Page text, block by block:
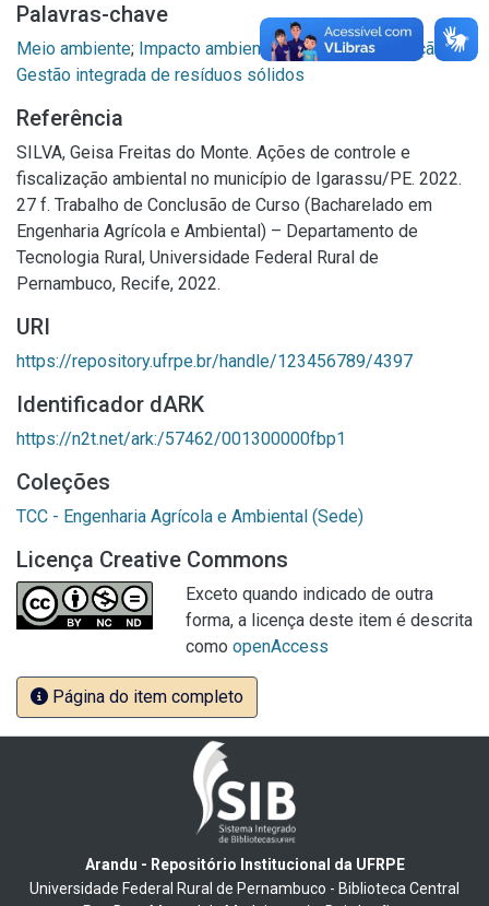
Palavras-chave
Meio ambiente; Impacto ambiental;Controle de poluição ;
Gestão integrada de resíduos sólidos
Referência
SILVA, Geisa Freitas do Monte. Ações de controle e
fiscalização ambiental no município de Igarassu/PE. 2022.
27 f. Trabalho de Conclusão de Curso (Bacharelado em
Engenharia Agrícola e Ambiental) – Departamento de
Tecnologia Rural, Universidade Federal Rural de
Pernambuco, Recife, 2022.
URI
https://repository.ufrpe.br/handle/123456789/4397
Identificador dARK
https://n2t.net/ark:/57462/001300000fbp1
Coleções
TCC - Engenharia Agrícola e Ambiental (Sede)
Licença Creative Commons
Exceto quando indicado de outra
forma, a licença deste item é descrita
como openAccess
Página do item completo
Arandu - Repositório Institucional da UFRPE
Universidade Federal Rural de Pernambuco - Biblioteca Central